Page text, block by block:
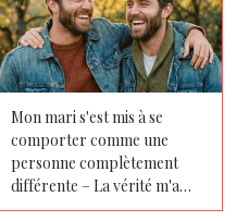
Mon mari s'est mis à se
comporter comme une
personne complètement
différente – La vérité m'a
presque fait m'effondrer,